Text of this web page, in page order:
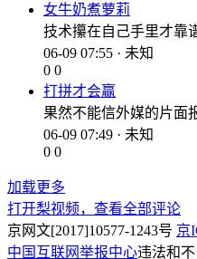
女牛奶煮萝莉
技术攥在自己手里才靠
06-09 07:55 · 未知
0 0
打拼才会赢
果然不能信外媒的片面
06-09 07:49 · 未知
0 0
加载更多
打开梨视频，查看全部评论
京网文[2017]10577-1243号 京
中国互联网举报中心违法和